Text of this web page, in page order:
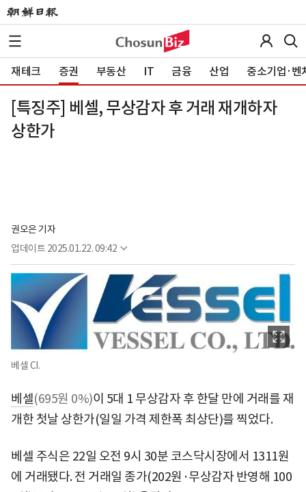
재테크 증권 부동산 IT 금융 산업 중소기업·벤
[특징주] 베셀, 무상감자 후 거래 재개하자
상한가
권오은 기자
업데이트 2025.01.22. 09:42
베셀 CI.
베셀(695원 0%)이 5대 1 무상감자 후 한달 만에 거래를 재
개한 첫날 상한가(일일 가격 제한폭 최상단)를 찍었다.
베셀 주식은 22일 오전 9시 30분 코스닥시장에서 1311원
에 거래됐다. 전 거래일 종가(202원·무상감자 반영해 100